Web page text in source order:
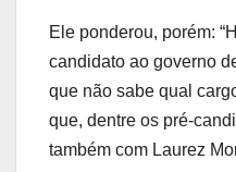
Ele ponderou, porém:
candidato ao governo
que não sabe qual
que, dentre os pré-
também com Laurez